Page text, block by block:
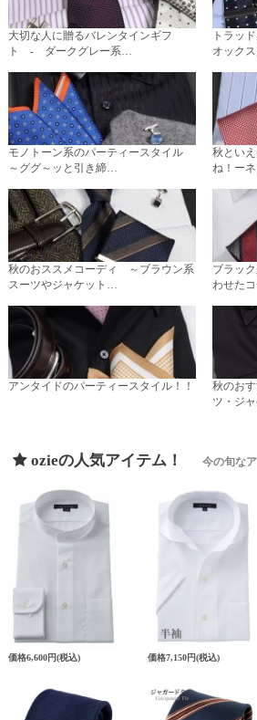
大切な人に贈るバレンタインギフ
ト - ダークグレー系…
トラッ
オック
モノトーン系のパーティースタイル
～ググ～ッと引き締…
秋とい
ね！ー
秋のおススメコーディ ～ブラウン系
スーツやジャケット…
ブラッ
わせた
アンタイドのパーティースタイル！！
秋のお
ツ・ジ
ozieの人気アイテム！ 今の旬な
価格6,600円(税込) 価格7,150円(税込)